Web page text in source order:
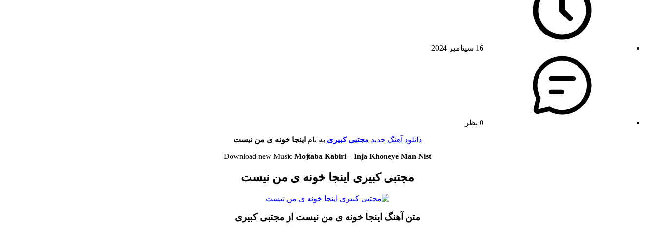
دانلود آهنگ جدید مجتبی کبیری به نام اینجا خونه ی من نیست
Download new Music Mojtaba Kabiri – Inja Khoneye Man Nist
مجتبی کبیری اینجا خونه ی من نیست
متن آهنگ اینجا خونه ی من نیست از مجتبی کبیری